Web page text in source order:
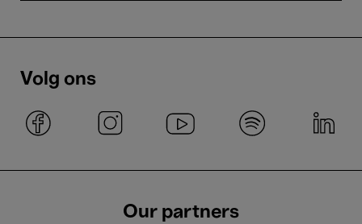
Volg ons
Our partners